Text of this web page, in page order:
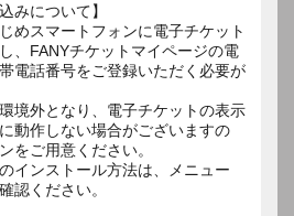
みについて】
めスマートフォンに電子チケット
、FANYチケットマイページの電
電話番号をご登録いただく必要が
境外となり、電子チケットの表示
動作しない場合がございますの
をご用意ください。
インストール方法は、メニュー
認ください。